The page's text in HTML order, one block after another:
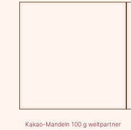
Kakao-Mandeln 100 g weltpartner